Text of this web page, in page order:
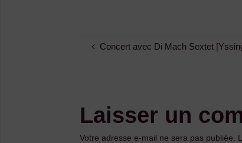
Concert avec Di Mach Sextet
Laisser un
Votre adresse e-mail ne sera pas publiée.